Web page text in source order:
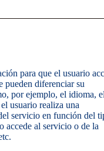
para que el usuario
pueden diferenciar su
por ejemplo, el idioma,
usuario realiza una
servicio en función del
accede al servicio o de la